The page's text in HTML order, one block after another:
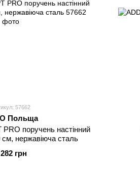
57662
Польща
поручень настінний
см, нержавіюча сталь
грн